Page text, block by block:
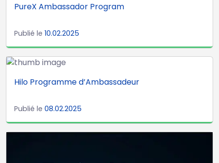
PureX Ambassador Program
Publié le 10.02.2025
Hilo Programme d’Ambassadeur
Publié le 08.02.2025